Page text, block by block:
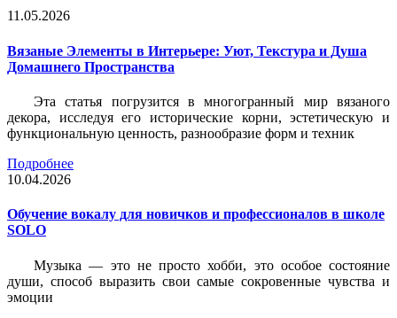
11.05.2026
Вязаные Элементы в Интерьере: Уют, Текстура и Душа
Домашнего Пространства
Эта статья погрузится в многогранный мир вязаного
декора, исследуя его исторические корни, эстетическую и
функциональную ценность, разнообразие форм и техник
Подробнее
10.04.2026
Обучение вокалу для новичков и профессионалов в школе
SOLO
Музыка — это не просто хобби, это особое состояние
души, способ выразить свои самые сокровенные чувства и
эмоции